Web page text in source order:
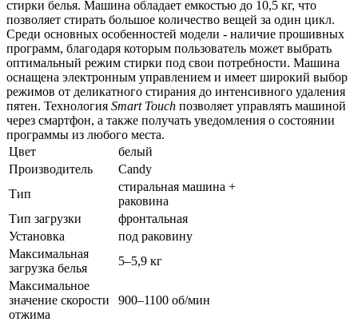
стирки белья. Машина обладает емкостью до 10,5 кг, что
позволяет стирать большое количество вещей за один цикл.
Среди основных особенностей модели - наличие прошивных
программ, благодаря которым пользователь может выбрать
оптимальный режим стирки под свои потребности. Машина
оснащена электронным управлением и имеет широкий выбор
режимов от деликатного стирания до интенсивного удаления
пятен. Технология Smart Touch позволяет управлять машиной
через смартфон, а также получать уведомления о состоянии
программы из любого места.
Цвет
белый
Производитель
Candy
Тип
стиральная машина +
раковина
Тип загрузки
фронтальная
Установка
под раковину
Максимальная
загрузка белья
5–5,9 кг
Максимальное
значение скорости
отжима
900–1100 об/мин